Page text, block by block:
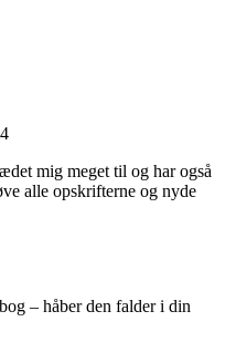
mig meget til og har også
alle opskrifterne og nyde
– håber den falder i din